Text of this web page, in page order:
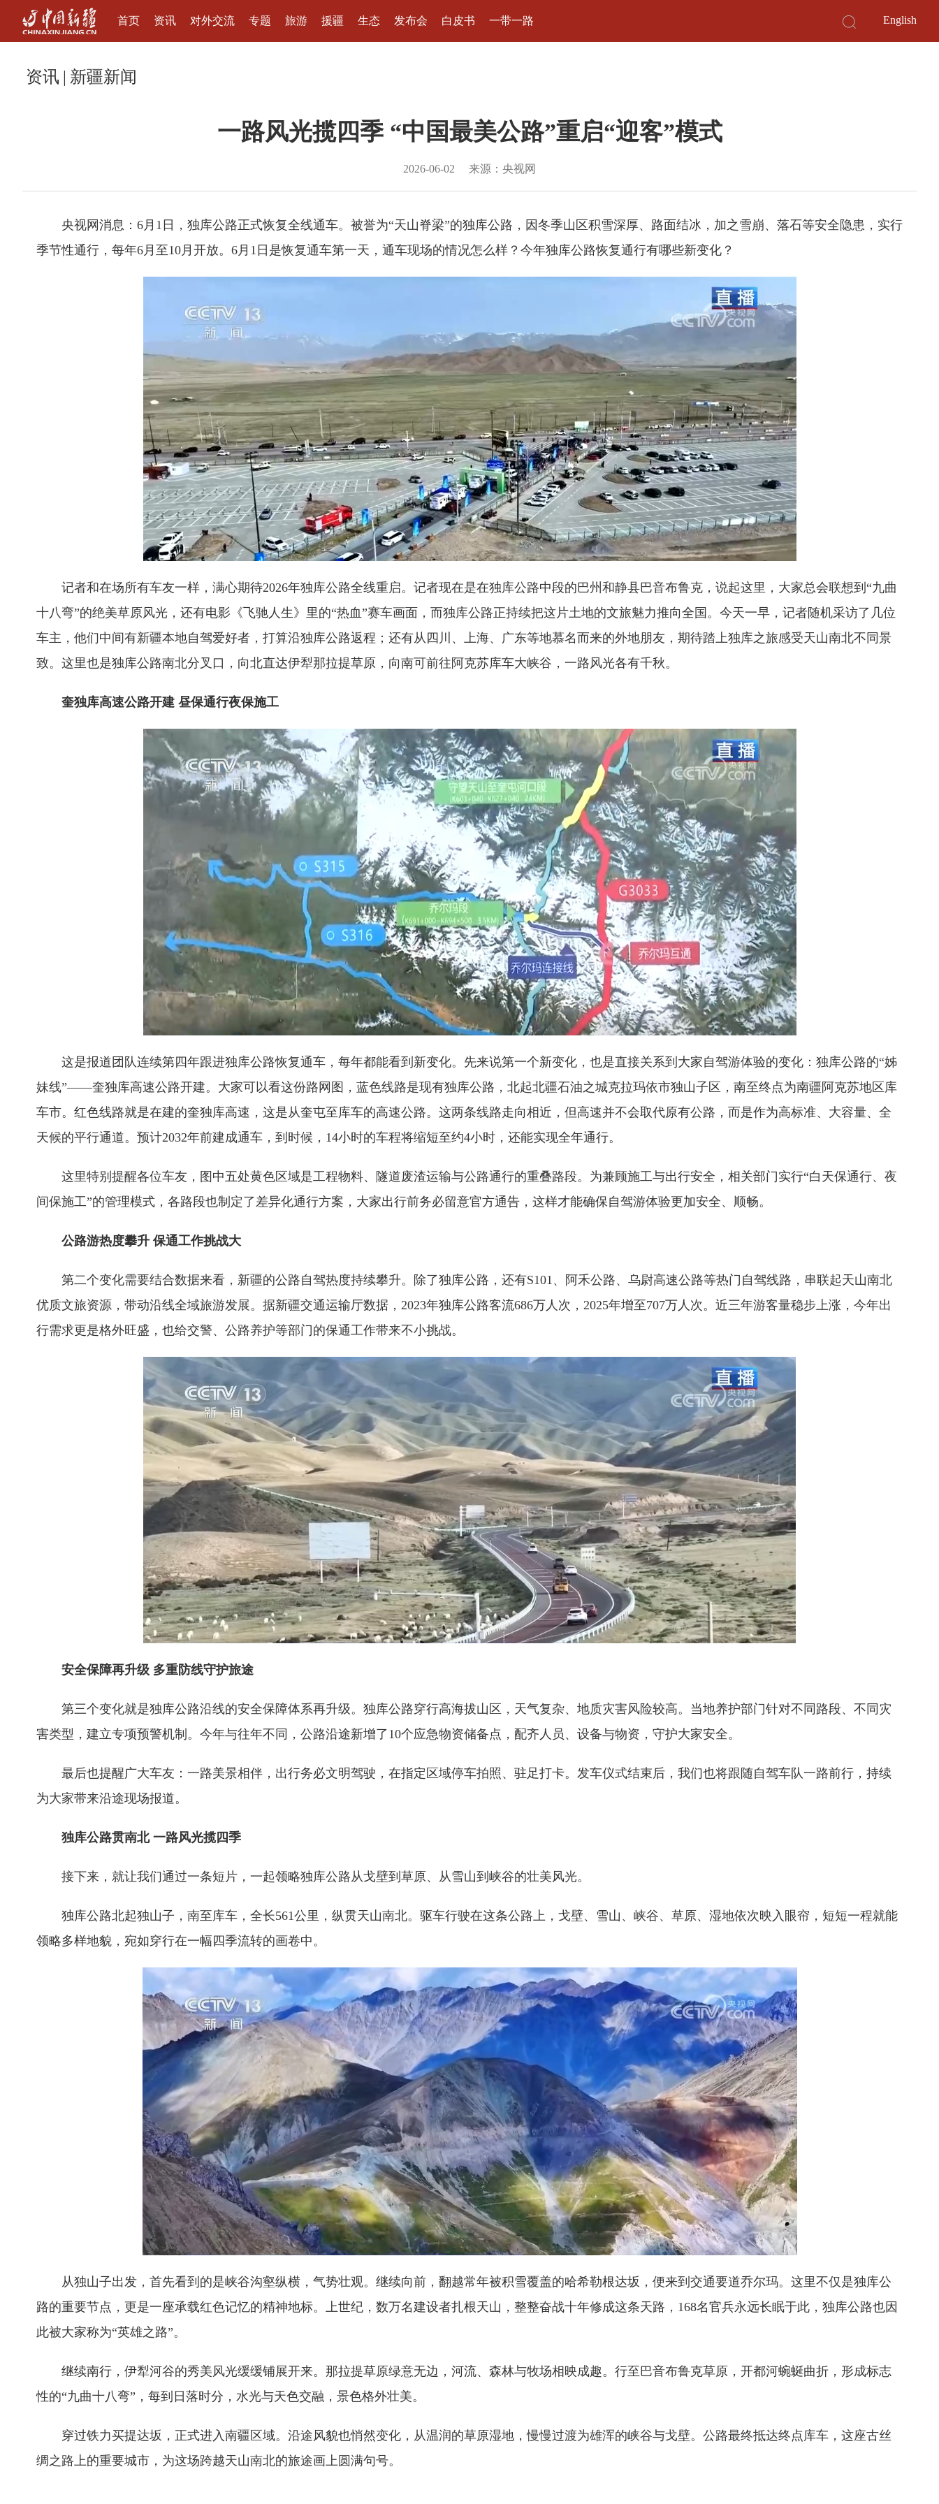
首页 资讯 对外交流 专题 旅游 援疆 生态 发布会 白皮书 一带一路 English
资讯 | 新疆新闻
一路风光揽四季 “中国最美公路”重启“迎客”模式
2026-06-02 来源：央视网
央视网消息：6月1日，独库公路正式恢复全线通车。被誉为“天山脊梁”的独库公路，因冬季山区积雪深厚、路面结冰，加之雪崩、落石等安全隐患，实行
季节性通行，每年6月至10月开放。6月1日是恢复通车第一天，通车现场的情况怎么样？今年独库公路恢复通行有哪些新变化？
记者和在场所有车友一样，满心期待2026年独库公路全线重启。记者现在是在独库公路中段的巴州和静县巴音布鲁克，说起这里，大家总会联想到“九曲
十八弯”的绝美草原风光，还有电影《飞驰人生》里的“热血”赛车画面，而独库公路正持续把这片土地的文旅魅力推向全国。今天一早，记者随机采访了几位
车主，他们中间有新疆本地自驾爱好者，打算沿独库公路返程；还有从四川、上海、广东等地慕名而来的外地朋友，期待踏上独库之旅感受天山南北不同景
致。这里也是独库公路南北分叉口，向北直达伊犁那拉提草原，向南可前往阿克苏库车大峡谷，一路风光各有千秋。
奎独库高速公路开建 昼保通行夜保施工
这是报道团队连续第四年跟进独库公路恢复通车，每年都能看到新变化。先来说第一个新变化，也是直接关系到大家自驾游体验的变化：独库公路的“姊
妹线”——奎独库高速公路开建。大家可以看这份路网图，蓝色线路是现有独库公路，北起北疆石油之城克拉玛依市独山子区，南至终点为南疆阿克苏地区库
车市。红色线路就是在建的奎独库高速，这是从奎屯至库车的高速公路。这两条线路走向相近，但高速并不会取代原有公路，而是作为高标准、大容量、全
天候的平行通道。预计2032年前建成通车，到时候，14小时的车程将缩短至约4小时，还能实现全年通行。
这里特别提醒各位车友，图中五处黄色区域是工程物料、隧道废渣运输与公路通行的重叠路段。为兼顾施工与出行安全，相关部门实行“白天保通行、夜
间保施工”的管理模式，各路段也制定了差异化通行方案，大家出行前务必留意官方通告，这样才能确保自驾游体验更加安全、顺畅。
公路游热度攀升 保通工作挑战大
第二个变化需要结合数据来看，新疆的公路自驾热度持续攀升。除了独库公路，还有S101、阿禾公路、乌尉高速公路等热门自驾线路，串联起天山南北
优质文旅资源，带动沿线全域旅游发展。据新疆交通运输厅数据，2023年独库公路客流686万人次，2025年增至707万人次。近三年游客量稳步上涨，今年出
行需求更是格外旺盛，也给交警、公路养护等部门的保通工作带来不小挑战。
安全保障再升级 多重防线守护旅途
第三个变化就是独库公路沿线的安全保障体系再升级。独库公路穿行高海拔山区，天气复杂、地质灾害风险较高。当地养护部门针对不同路段、不同灾
害类型，建立专项预警机制。今年与往年不同，公路沿途新增了10个应急物资储备点，配齐人员、设备与物资，守护大家安全。
最后也提醒广大车友：一路美景相伴，出行务必文明驾驶，在指定区域停车拍照、驻足打卡。发车仪式结束后，我们也将跟随自驾车队一路前行，持续
为大家带来沿途现场报道。
独库公路贯南北 一路风光揽四季
接下来，就让我们通过一条短片，一起领略独库公路从戈壁到草原、从雪山到峡谷的壮美风光。
独库公路北起独山子，南至库车，全长561公里，纵贯天山南北。驱车行驶在这条公路上，戈壁、雪山、峡谷、草原、湿地依次映入眼帘，短短一程就能
领略多样地貌，宛如穿行在一幅四季流转的画卷中。
从独山子出发，首先看到的是峡谷沟壑纵横，气势壮观。继续向前，翻越常年被积雪覆盖的哈希勒根达坂，便来到交通要道乔尔玛。这里不仅是独库公
路的重要节点，更是一座承载红色记忆的精神地标。上世纪，数万名建设者扎根天山，整整奋战十年修成这条天路，168名官兵永远长眠于此，独库公路也因
此被大家称为“英雄之路”。
继续南行，伊犁河谷的秀美风光缓缓铺展开来。那拉提草原绿意无边，河流、森林与牧场相映成趣。行至巴音布鲁克草原，开都河蜿蜒曲折，形成标志
性的“九曲十八弯”，每到日落时分，水光与天色交融，景色格外壮美。
穿过铁力买提达坂，正式进入南疆区域。沿途风貌也悄然变化，从温润的草原湿地，慢慢过渡为雄浑的峡谷与戈壁。公路最终抵达终点库车，这座古丝
绸之路上的重要城市，为这场跨越天山南北的旅途画上圆满句号。